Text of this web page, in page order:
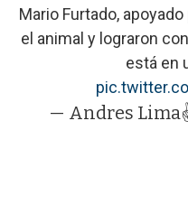
Mario Furtado,
el animal y lograron
está en
— Andres